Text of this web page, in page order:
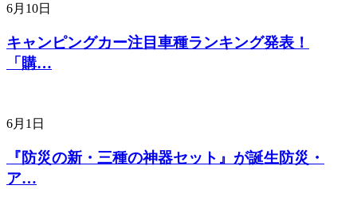
6月10日
キャンピングカー注目車種ランキング発表！
「購…
6月1日
『防災の新・三種の神器セット』が誕生防災・
ア…